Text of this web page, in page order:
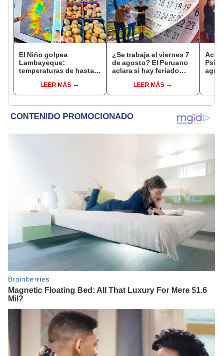
El Niño golpea
Lambayeque:
temperaturas de hasta
producción de mango y
palta
LEER MÁS
¿Se trabaja el viernes 7
de agosto? El Peruano
aclara si hay feriado
del 6 de agosto
LEER MÁS